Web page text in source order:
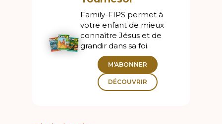
Family-FIPS permet à
votre enfant de mieux
connaître Jésus et de
grandir dans sa foi.
M'ABONNER
DÉCOUVRIR